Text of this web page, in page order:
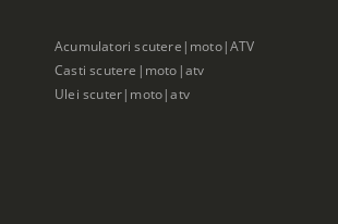
Acumulatori scutere|moto|ATV
Casti scutere|moto|atv
Ulei scuter|moto|atv